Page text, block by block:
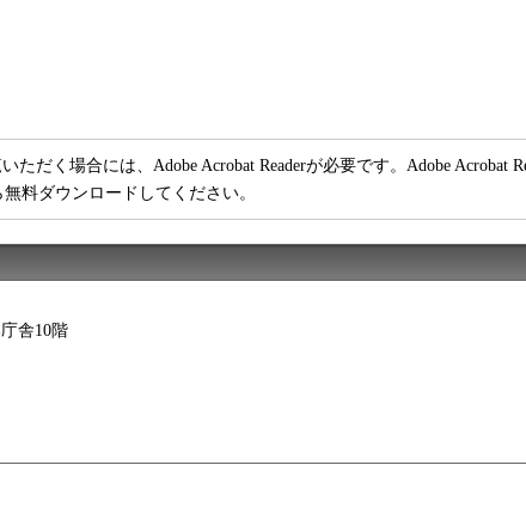
ただく場合には、Adobe Acrobat Readerが必要です。Adobe Acrobat
料ダウンロードしてください。
舎10階